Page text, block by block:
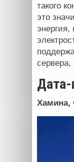
такого
это
энергия,
Дата-
Хамина,